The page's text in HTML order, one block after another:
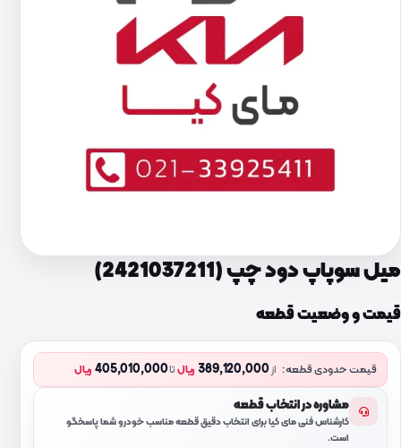
میل سوپاپ دود چپ (2421037211)
قیمت و وضعیت قطعه
قیمت حدودی قطعه: از389,120,000 ریالتا405,010,000 ریال
مشاوره در انتخاب قطعه
کارشناس فنی مای کیا برای انتخاب دقیق قطعه مناسب خودرو شما پاسخگو
است.